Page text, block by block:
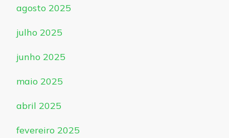
agosto 2025
julho 2025
junho 2025
maio 2025
abril 2025
fevereiro 2025